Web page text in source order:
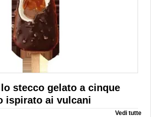
stecco gelato a cinque
ispirato ai vulcani
Vedi tutte